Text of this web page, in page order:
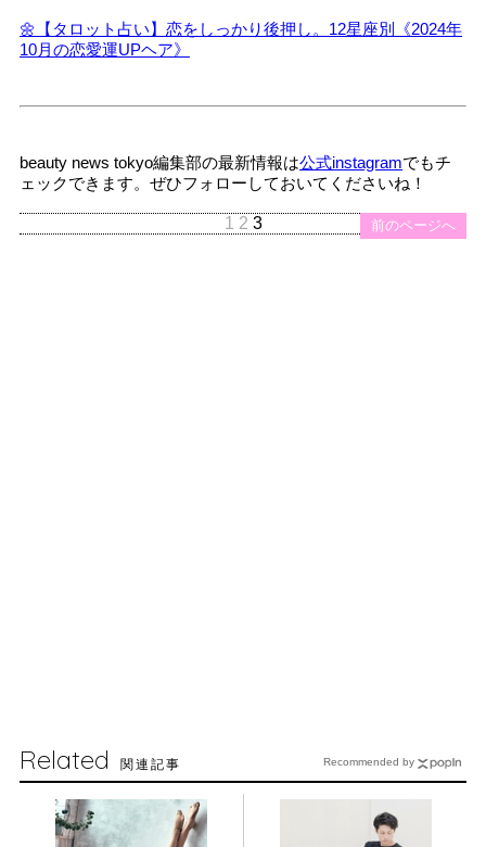
🌼【タロット占い】恋をしっかり後押し。12星座別《2024年
10月の恋愛運UPヘア》
beauty news tokyo編集部の最新情報は公式instagramでもチ
ェックできます。ぜひフォローしておいてくださいね！
前のページへ
1 2 3
Related 関連記事 Recommended by